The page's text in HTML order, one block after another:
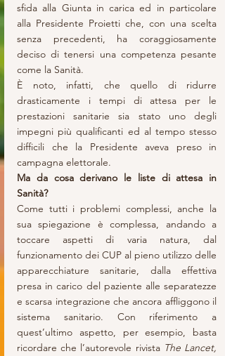
sfida alla Giunta in carica ed in particolare
alla Presidente Proietti che, con una scelta
senza precedenti, ha coraggiosamente
deciso di tenersi una competenza pesante
come la Sanità.
È noto, infatti, che quello di ridurre
drasticamente i tempi di attesa per le
prestazioni sanitarie sia stato uno degli
impegni più qualificanti ed al tempo stesso
difficili che la Presidente aveva preso in
campagna elettorale.
Ma da cosa derivano le liste di attesa in
Sanità?
Come tutti i problemi complessi, anche la
sua spiegazione è complessa, andando a
toccare aspetti di varia natura, dal
funzionamento dei CUP al pieno utilizzo delle
apparecchiature sanitarie, dalla effettiva
presa in carico del paziente alle separatezze
e scarsa integrazione che ancora affliggono il
sistema sanitario. Con riferimento a
quest’ultimo aspetto, per esempio, basta
ricordare che l’autorevole rivista The Lancet,